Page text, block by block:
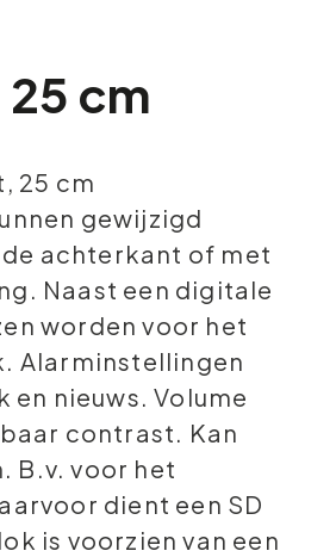
cm
25 cm
gewijzigd
achterkant of met
Naast een digitale
worden voor het
Alarminstellingen
nieuws. Volume
contrast. Kan
B.v. voor het
dient een SD
is voorzien van een